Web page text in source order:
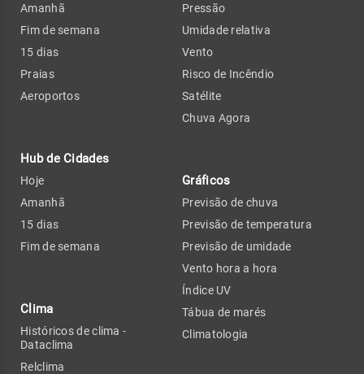
Amanhã
Fim de semana
15 dias
Praias
Aeroportos
Hub de Cidades
Hoje
Amanhã
15 dias
Fim de semana
Clima
Históricos de clima -
Dataclima
Relclima
Pressão
Umidade relativa
Vento
Risco de Incêndio
Satélite
Chuva Agora
Gráficos
Previsão de chuva
Previsão de temperatura
Previsão de umidade
Vento hora a hora
Índice UV
Tábua de marés
Climatologia